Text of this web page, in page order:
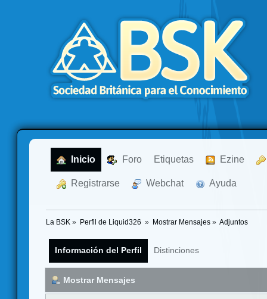
Inicio Foro Etiquetas Ezine
Registrarse Webchat Ayuda
La BSK » Perfil de Liquid326 » Mostrar Mensajes» Adjuntos
Información del Perfil Distinciones
Mostrar Mensajes